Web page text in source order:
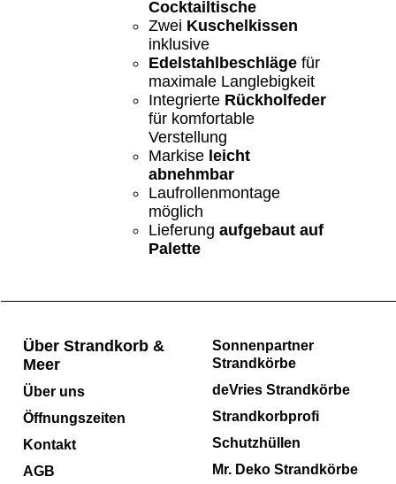
Cocktailtische
Zwei Kuschelkissen
inklusive
Edelstahlbeschläge für
maximale Langlebigkeit
Integrierte Rückholfeder
für komfortable
Verstellung
Markise leicht
abnehmbar
Laufrollenmontage
möglich
Lieferung aufgebaut auf
Palette
Sonnenpartner
Strandkörbe
deVries Strandkörbe
Strandkorbprofi
Schutzhüllen
Mr. Deko Strandkörbe
Über Strandkorb &
Meer
Über uns
Öffnungszeiten
Kontakt
AGB